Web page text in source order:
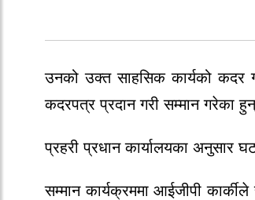
उनको उक्त साहसिक कार्यको कदर
कदरपत्र प्रदान गरी सम्मान गरेका
प्रहरी प्रधान कार्यालयका अनुसार
सम्मान कार्यक्रममा आईजीपी